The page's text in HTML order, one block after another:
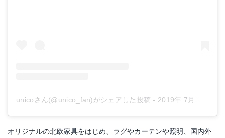
unicoさん(@unico_fan)がシェアした投稿 - 2019年 7月月18日午後8時23分PDT
オリジナルの北欧家具をはじめ、ラグやカーテンや照明、国内外